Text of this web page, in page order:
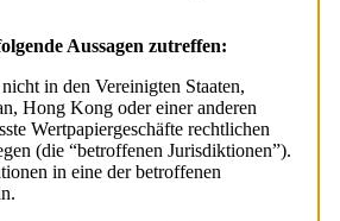
Aussagen zutreffen:
in den Vereinigten Staaten,
Hong Kong oder einer anderen
Wertpapiergeschäfte rechtlichen
(die “betroffenen Jurisdiktionen”).
in eine der betroffenen